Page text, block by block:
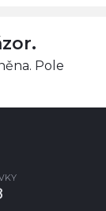
Pole